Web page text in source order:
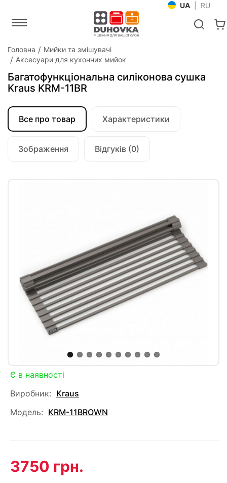
UA RU
Головна
Мийки та змішувачі
Аксесуари для кухонних мийок
Багатофункціональна силіконова сушка
Kraus KRM-11BR
Все про товар Характеристики
Зображення Відгуків (0)
Є в наявності
Виробник: Kraus
Модель: KRM-11BROWN
3750 грн.